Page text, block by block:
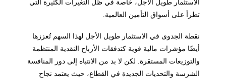
الاستثمار طويل الأجل، خاصة في ظل التغيرات الكثيرة التي
تطرأ على أسواق التأمين العالمية.
نقطة الجدوى في الاستثمار طويل الأجل لهذا السهم تُعززها
أيضًا مؤشرات مالية قوية كتدفقات الأرباح النقدية المنتظمة
والتوزيعات المستقرة. لكن لا بد من الانتباه إلى دور المنافسة
الشرسة والتحديات الجديدة في القطاع، حيث يعتمد نجاح